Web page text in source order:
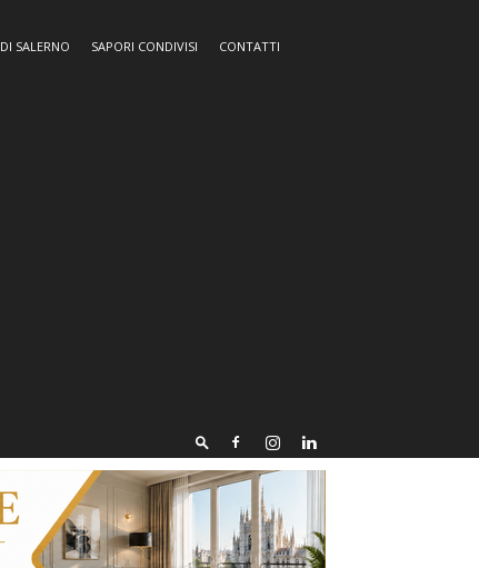
SALERNO SAPORI CONDIVISI
CONTATTI